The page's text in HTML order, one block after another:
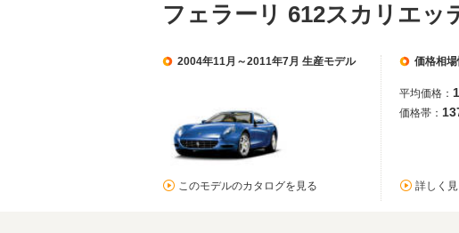
フェラーリ 612スカリエッ
2004年11月～2011年7月 生産モデル
このモデルのカタログを見る
価格相場
平均価格：
価格帯：
詳しく